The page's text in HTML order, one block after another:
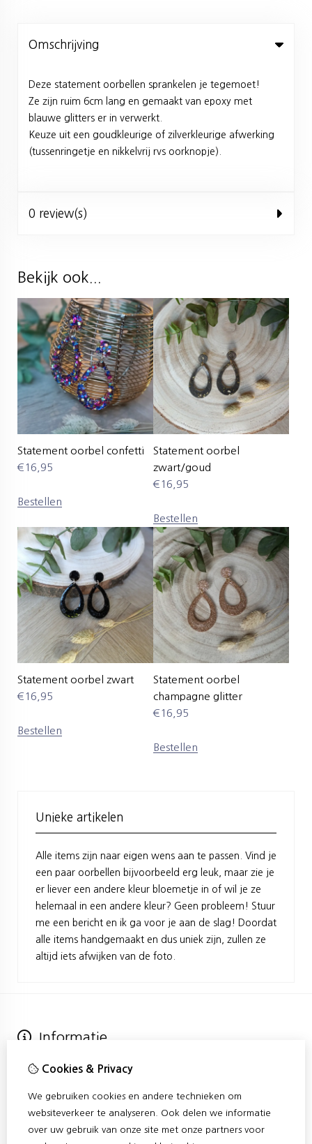
Omschrijving
Deze statement oorbellen sprankelen je tegemoet!
Ze zijn ruim 6cm lang en gemaakt van epoxy met
blauwe glitters er in verwerkt.
Keuze uit een goudkleurige of zilverkleurige afwerking
(tussenringetje en nikkelvrij rvs oorknopje).
0 review(s)
Bekijk ook...
Statement oorbel confetti
€ 16,95
Bestellen
Statement oorbel
zwart/goud
€ 16,95
Bestellen
Statement oorbel zwart
€ 16,95
Bestellen
Statement oorbel
champagne glitter
€ 16,95
Bestellen
Unieke artikelen
Alle items zijn naar eigen wens aan te passen. Vind je
een paar oorbellen bijvoorbeeld erg leuk, maar zie je
er liever een andere kleur bloemetje in of wil je ze
helemaal in een andere kleur? Geen probleem! Stuur
me een bericht en ik ga voor je aan de slag! Doordat
alle items handgemaakt en dus uniek zijn, zullen ze
altijd iets afwijken van de foto.
Informatie
Verzending
Klantenservice
Cookies & Privacy
We gebruiken cookies en andere technieken om
websiteverkeer te analyseren. Ook delen we informatie
over uw gebruik van onze site met onze partners voor